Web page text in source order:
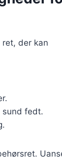
der kan
sund fedt.